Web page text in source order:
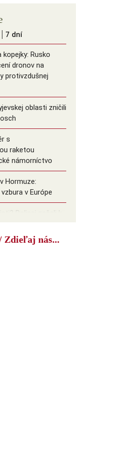
7 dní
Rusko
dronov na
protivzdušnej
oblasti zničili
s
raketou
námorníctvo
Hormuze:
v Európe
Poliaci začali k
Zdieľaj nás...